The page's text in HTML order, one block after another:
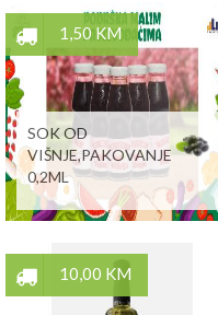
1,50 KM
SOK OD
VIŠNJE,PAKOVANJE
0,2ML
10,00 KM